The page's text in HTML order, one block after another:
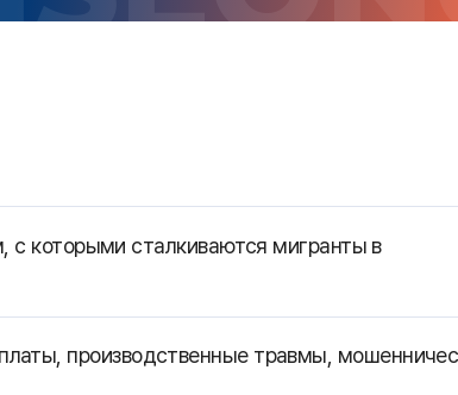
которыми сталкиваются мигранты в
производственные травмы,